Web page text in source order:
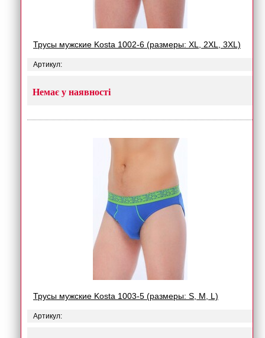
Трусы мужские Kosta 1002-6 (размеры: XL, 2XL, 3XL)
Артикул:
Немає у наявності
Трусы мужские Kosta 1003-5 (размеры: S, M, L)
Артикул: